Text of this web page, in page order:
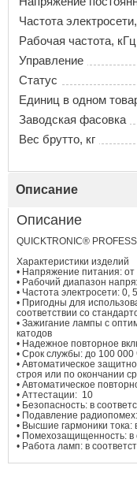
Частота
Рабочая частота, кГц
Управление
Статус
Единиц в одном
Заводская фасовка
Вес брутто, кг
Описание
Описание
QUICKTRONIC®
Характеристики изделий
• Напряжение питания:
• Рабочий диапазон
• Частота электросети: 0,
• Пригодны для
соответствии со
• Зажигание лампы с
катодов
• Надежное повторное
• Срок службы: до 100 000
• Автоматическое
строя или по окончании
• Автоматическое
• Аттестации: 10
• Безопасность: в
• Подавление
• Высшие гармоники тока:
• Помехозащищенность: в
• Работа ламп: в